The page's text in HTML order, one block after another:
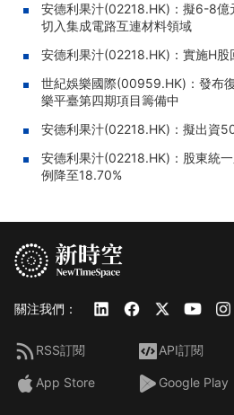
安德利果汁(02218.HK)：擬6-8億
切入集成電路互連材料領域
安德利果汁(02218.HK)：實施H股
世紀娛樂國際(00959.HK)：發布
樂平臺第四期項目籌備中
安德利果汁(02218.HK)：擬出資
安德利果汁(02218.HK)：股東統
例降至18.70%
關注我們：
RSS訂閱 API訂閱
App Store Google Play